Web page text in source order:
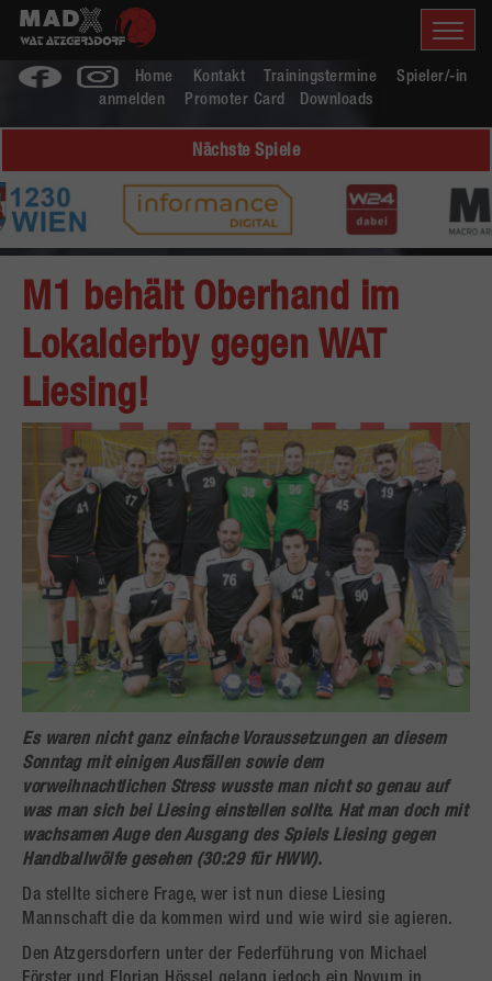
Home Kontakt Trainingstermine
Spieler/-in
anmelden
Promoter Card Downloads
Nächste Spiele
M1 behält Oberhand im
Lokalderby gegen WAT
Liesing!
Es waren nicht ganz einfache Voraussetzungen an diesem
Sonntag mit einigen Ausfällen sowie dem
vorweihnachtlichen Stress wusste man nicht so genau auf
was man sich bei Liesing einstellen sollte. Hat man doch mit
wachsamen Auge den Ausgang des Spiels Liesing gegen
Handballwölfe gesehen (30:29 für HWW).
Da stellte sichere Frage, wer ist nun diese Liesing
Mannschaft die da kommen wird und wie wird sie agieren.
Den Atzgersdorfern unter der Federführung von Michael